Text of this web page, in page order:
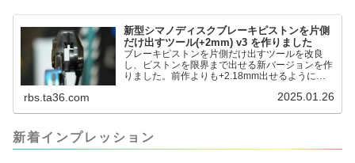
るのかというと、出ているピス...
新型シマノディスクブレーキピストンを片側
だけ出すツール(+2mm) v3 を作りました
ブレーキピストンを片側だけ出すツールを改良
し、ピストンを限界まで出せる新バージョンを作
りました。前作よりも+2.18mm出せるようにな
って、オイル漏れするまで試しました。最も安全
ましたが、ギリギリまで攻めてますのでピストン
内部の汚れをさらに掃除できると思います。前作
rbs.ta36.com 2025.01.26
新着インプレッション